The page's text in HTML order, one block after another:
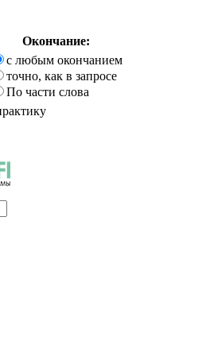
Окончание:
с любым окончанием
точно, как в запросе
По части слова